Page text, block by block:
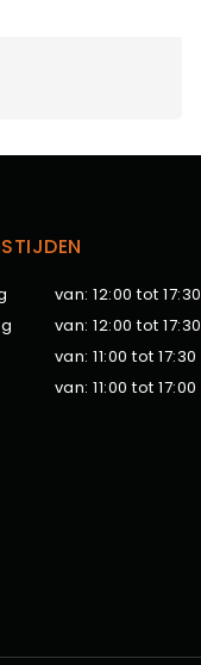
van: 12:00 tot 17:30
van: 12:00 tot 17:30
van: 11:00 tot 17:30
van: 11:00 tot 17:00